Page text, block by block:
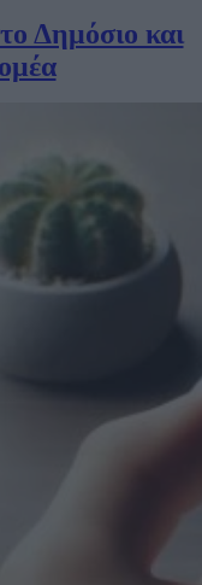
Δημόσιο και